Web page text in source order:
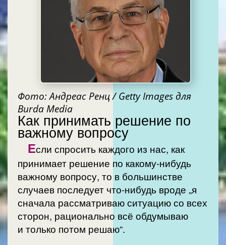
Фото: Андреас Ренц / Getty Images для
Burda Media
Как принимать решение по
важному вопросу
Если спросить каждого из нас, как
принимает решение по какому-нибудь
важному вопросу, то в большинстве
случаев последует что-нибудь вроде „я
сначала рассматриваю ситуацию со всех
сторон, рационально всё обдумываю
и только потом решаю“.